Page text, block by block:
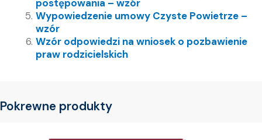
postępowania – wzór
Wypowiedzenie umowy Czyste Powietrze –
wzór
Wzór odpowiedzi na wniosek o pozbawienie
praw rodzicielskich
Pokrewne produkty